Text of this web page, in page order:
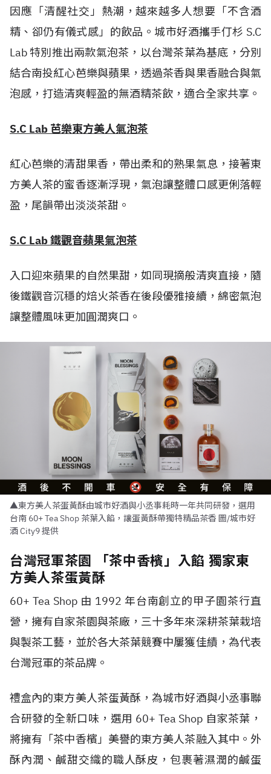
因應「清醒社交」熱潮，越來越多人想要「不含酒
精、卻仍有儀式感」的飲品。城市好酒攜手仃杉 S.C
Lab 特別推出兩款氣泡茶，以台灣茶葉為基底，分別
結合南投紅心芭樂與蘋果，透過茶香與果香融合與氣
泡感，打造清爽輕盈的無酒精茶飲，適合全家共享。
S.C Lab 芭樂東方美人氣泡茶
紅心芭樂的清甜果香，帶出柔和的熟果氣息，接著東
方美人茶的蜜香逐漸浮現，氣泡讓整體口感更俐落輕
盈，尾韻帶出淡淡茶甜。
S.C Lab 鐵觀音蘋果氣泡茶
入口迎來蘋果的自然果甜，如同現摘般清爽直接，隨
後鐵觀音沉穩的焙火茶香在後段優雅接續，綿密氣泡
讓整體風味更加圓潤爽口。
▲東方美人茶蛋黃酥由城市好酒與小丞事耗時一年共同研發，選用
台南 60+ Tea Shop 茶葉入餡，讓蛋黃酥帶獨特精品茶香 圖/城市好
酒 City9 提供
台灣冠軍茶園 「茶中香檳」入餡 獨家東
方美人茶蛋黃酥
60+ Tea Shop 由 1992 年台南創立的甲子園茶行直
營，擁有自家茶園與茶廠，三十多年來深耕茶葉栽培
與製茶工藝，並於各大茶葉競賽中屢獲佳績，為代表
台灣冠軍的茶品牌。
禮盒內的東方美人茶蛋黃酥，為城市好酒與小丞事聯
合研發的全新口味，選用 60+ Tea Shop 自家茶葉，
將擁有「茶中香檳」美譽的東方美人茶融入其中。外
酥內潤、鹹甜交織的職人酥皮，包裹著濕潤的鹹蛋